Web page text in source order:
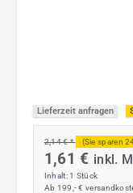
Lieferzeit anfragen
2,14 € * (Sie sparen
1,61 € inkl.
Inhalt: 1 Stück
Ab 199,- €